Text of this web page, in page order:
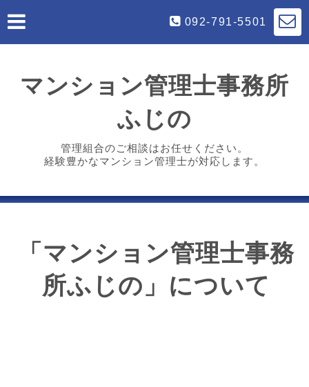
092-791-5501
マンション管理士事務所
ふじの
管理組合のご相談はお任せください。
経験豊かなマンション管理士が対応します。
「マンション管理士事務
所ふじの」について